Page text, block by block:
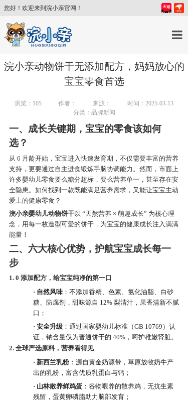
您好！欢迎来到浣小亲官网！
首
浣小亲动物饼干无添加配方，妈妈放心的
宝宝零食首选
浏览： 105 作者： 来源：
时间：2025-03-13
分类：品牌新闻
一、成长关键期，宝宝的零食该如何
选？
从 6 月龄开始，宝宝进入快速发育期，不仅需要丰富的营养
支持，更要通过自主进食锻炼手脑协调能力。然而，市面上
许多婴幼儿零食要么糖分超标，要么营养单一，甚至存在安
全隐患。如何找到一款既能满足营养需求，又能让宝宝主动
爱上的健康零食？
浣小亲婴幼儿动物饼干以 “天然营养 × 萌趣成长” 为核心理
念，用每一枚造型可爱的饼干，为宝宝的健康成长注入满满
能量！
二、六大核心优势，护航宝宝成长每一
步
1. 0 添加配方，给宝宝纯净的第一口
· 自然风味：不添加香精、色素、氢化油脂、白砂
糖、防腐剂，甜味源自 12% 梨清汁，果香清新不腻
口；
· 安全升级：通过国家婴幼儿标准（GB 10769）认
证，钠含量仅为普通饼干的 40%，呵护稚嫩肾脏。
2. 全球严选原料，营养看得见
· 新西兰乳粉：源自黄金奶源带，草原放牧奶牛产
出的乳粉，富含优质乳蛋白与钙；
· 山林散养鲜鸡蛋：谷物喂养的散养鸡，无抗生素
残留，蛋黄卵磷脂助力脑部发育；